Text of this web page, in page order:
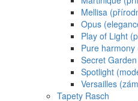
Mellisa
Opus
Play of Light
Pure
Secret
Spotlight
Versailles
Tapety Rasch